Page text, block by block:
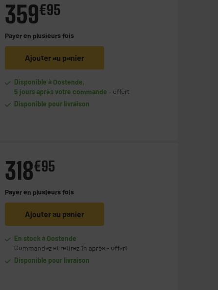
359€95
Payer en plusieurs fois
Ajouter au panier
Disponible à Oostende,
5 jours après votre commande - offert
Disponible pour livraison
318€95
Payer en plusieurs fois
Ajouter au panier
En stock à Oostende
Commandez et retirez 1h après - offert
Disponible pour livraison